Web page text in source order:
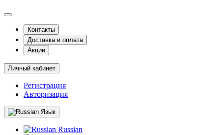
Контакты
Доставка и оплата
Акции
Личный кабинет
Регистрация
Авторизация
Язык
Russian